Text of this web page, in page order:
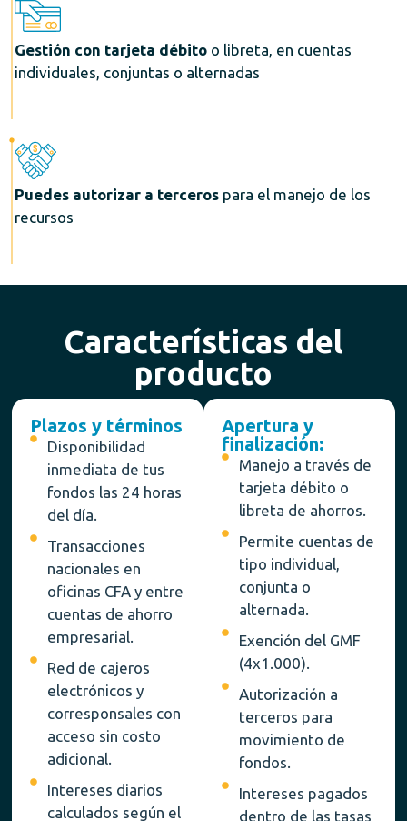
Gestión con tarjeta débito o libreta, en cuentas
individuales, conjuntas o alternadas
Puedes autorizar a terceros para el manejo de los
recursos
Características del
producto
Plazos y términos
Disponibilidad
inmediata de tus
fondos las 24 horas
del día.
Transacciones
nacionales en
oficinas CFA y entre
cuentas de ahorro
empresarial.
Red de cajeros
electrónicos y
corresponsales con
acceso sin costo
adicional.
Intereses diarios
calculados según el
Apertura y
finalización:
Manejo a través de
tarjeta débito o
libreta de ahorros.
Permite cuentas de
tipo individual,
conjunta o
alternada.
Exención del GMF
(4x1.000).
Autorización a
terceros para
movimiento de
fondos.
Intereses pagados
dentro de las tasas